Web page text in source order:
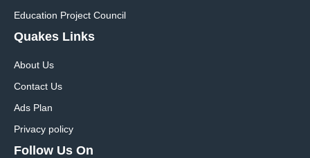
Education Project Council
Quakes Links
About Us
Contact Us
Ads Plan
Privacy policy
Follow Us On